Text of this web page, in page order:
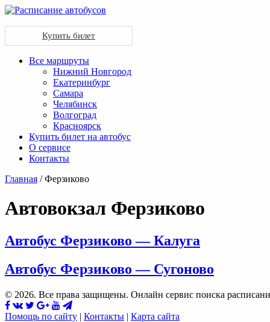
Купить билет
Все маршруты
Нижний Новгород
Екатеринбург
Самара
Челябинск
Волгоград
Красноярск
Купить билет на автобус
О сервисе
Контакты
Главная / Ферзиково
Автовокзал Ферзиково
Автобус Ферзиково — Калуга
Автобус Ферзиково — Сугоново
© 2026. Все права защищены. Онлайн сервис поиска
Помощь по сайту | Контакты | Карта сайта